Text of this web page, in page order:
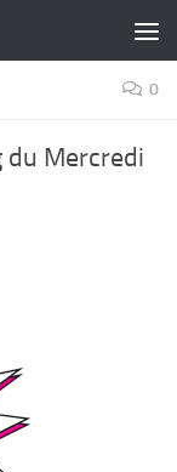
0
du Mercredi